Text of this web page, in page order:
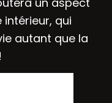
qui
autant que la